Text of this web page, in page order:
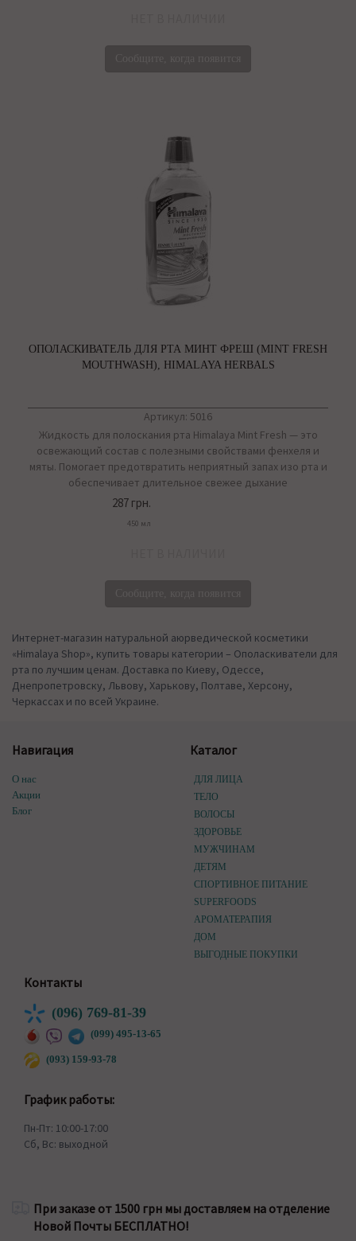
ОПОЛАСКИВАТЕЛЬ ДЛЯ РТА МИНТ ФРЕШ (MINT FRESH
MOUTHWASH), HIMALAYA HERBALS
Артикул: 5016
Жидкость для полоскания рта Himalaya Mint Fresh — это
освежающий состав с полезными свойствами фенхеля и
мяты. Помогает предотвратить неприятный запах изо рта и
обеспечивает длительное свежее дыхание
287 грн.
450 мл
Интернет-магазин натуральной аюрведической косметики
«Himalaya Shop», купить товары категории – Ополаскиватели для
рта по лучшим ценам. Доставка по Киеву, Одессе,
Днепропетровску, Львову, Харькову, Полтаве, Херсону,
Черкассах и по всей Украине.
Навигация
О нас
Акции
Блог
Каталог
ДЛЯ ЛИЦА
ТЕЛО
ВОЛОСЫ
ЗДОРОВЬЕ
МУЖЧИНАМ
ДЕТЯМ
СПОРТИВНОЕ ПИТАНИЕ
SUPERFOODS
АРОМАТЕРАПИЯ
ДОМ
ВЫГОДНЫЕ ПОКУПКИ
Контакты
(096) 769-81-39
(099) 495-13-65
(093) 159-93-78
График работы:
Пн-Пт: 10:00-17:00
Сб, Вс: выходной
При заказе от 1500 грн мы доставляем на отделение
Новой Почты БЕСПЛАТНО!